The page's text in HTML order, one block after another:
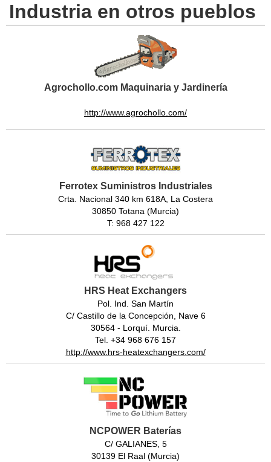
Industria en otros pueblos
Agrochollo.com Maquinaria y Jardinería
http://www.agrochollo.com/
Ferrotex Suministros Industriales
Crta. Nacional 340 km 618A, La Costera
30850 Totana (Murcia)
T: 968 427 122
HRS Heat Exchangers
Pol. Ind. San Martín
C/ Castillo de la Concepción, Nave 6
30564 - Lorquí. Murcia.
Tel. +34 968 676 157
http://www.hrs-heatexchangers.com/
NCPOWER Baterías
C/ GALIANES, 5
30139 El Raal (Murcia)